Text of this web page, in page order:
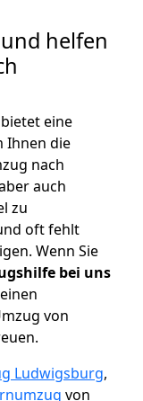
helfen
bietet eine
Ihnen die
nach
auch
zu
oft fehlt
Wenn Sie
bei uns
von
Ludwigsburg,
von